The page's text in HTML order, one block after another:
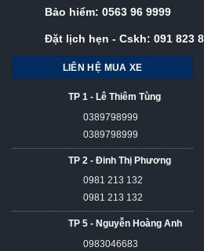
Bảo hiểm: 0563 96 9999
Đặt lịch hẹn - Cskh: 091 823
LIÊN HỆ MUA XE
TP 1 - Lê Thiêm Tùng
0389798999
0389798999
TP 2 - Đinh Thị Phương
0981 213 132
0981 213 132
TP 5 - Nguyễn Hoàng Anh
0983046683